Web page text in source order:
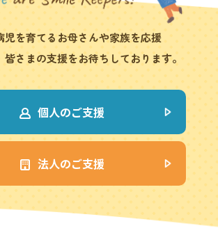
児を育てるお母さんや家族を応援
さまの支援をお待ちしております。
個人のご支援
法人のご支援